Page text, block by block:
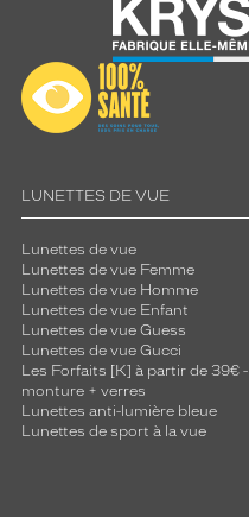
LUNETTES DE VUE
Lunettes de vue
Lunettes de vue Femme
Lunettes de vue Homme
Lunettes de vue Enfant
Lunettes de vue Guess
Lunettes de vue Gucci
Les Forfaits [K] à partir de 39€ -
monture + verres
Lunettes anti-lumière bleue
Lunettes de sport à la vue